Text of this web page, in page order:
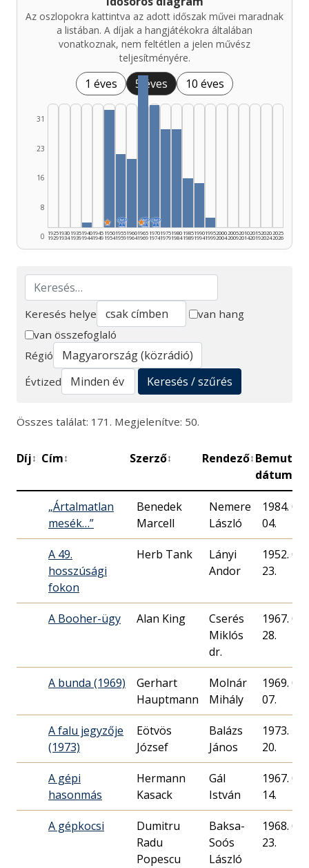
Az oszlopokra kattintva az adott időszak művei maradnak
a listában. A díjak a hangjátékokra általában
vonatkoznak, nem feltétlen a jelen művész
teljesítményére.
1 éves 5 éves 10 éves
0
8
16
23
31
1925
1929
1930
1934
1935
1939
1940
1944
1945
1949
★
1950
1954
🏆
1955
1959
1960
1964
🏆
★
1965
1969
🏆
1970
1974
1975
1979
1980
1984
1985
1989
1990
1994
1995
1999
2000
2004
2005
2009
2010
2014
2015
2019
2020
2024
2025
2026
Keresés
Keresés helye
van hang
van összefoglaló
Régió
Évtized
Keresés / szűrés
Összes találat: 171. Megjelenítve: 50.
Díj↕ Cím↕ Szerző↕ Rendező↕
dátuma
„Ártalmatlan
mesék…”
Benedek
Marcell
Nemere
László
1984. 03.
04.
A 49.
hosszúsági
fokon
Herb Tank
Lányi
Andor
1952. 03.
23.
A Booher-ügy Alan King
Cserés
Miklós
dr.
1967. 04.
28.
A bunda (1969)
Gerhart
Hauptmann
Molnár
Mihály
1969. 04.
07.
A falu jegyzője
(1973)
Eötvös
József
Balázs
János
1973. 10.
20.
A gépi
hasonmás
Hermann
Kasack
Gál
István
1967. 05.
14.
A gépkocsi
Dumitru
Radu
Popescu
Baksa-
Soós
László
1968. 08.
23.